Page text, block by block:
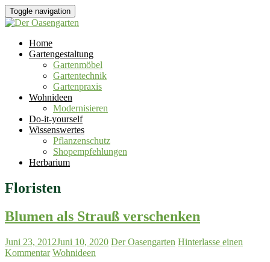
Toggle navigation
Home
Gartengestaltung
Gartenmöbel
Gartentechnik
Gartenpraxis
Wohnideen
Modernisieren
Do-it-yourself
Wissenswertes
Pflanzenschutz
Shopempfehlungen
Herbarium
Floristen
Blumen als Strauß verschenken
Juni 23, 2012Juni 10, 2020 Der Oasengarten Hinterlasse einen
Kommentar Wohnideen